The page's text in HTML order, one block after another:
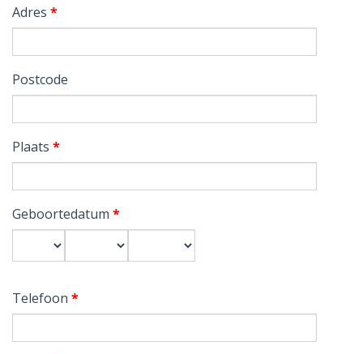
Adres *
Postcode
Plaats *
Geboortedatum *
Telefoon *